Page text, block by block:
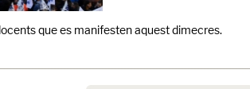
que es manifesten aquest dimecres.